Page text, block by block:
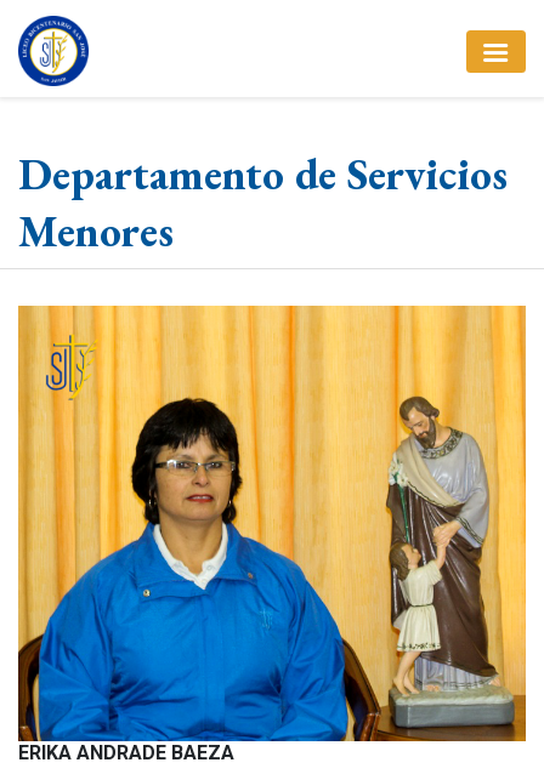
Departamento de Servicios
Menores
ERIKA ANDRADE BAEZA